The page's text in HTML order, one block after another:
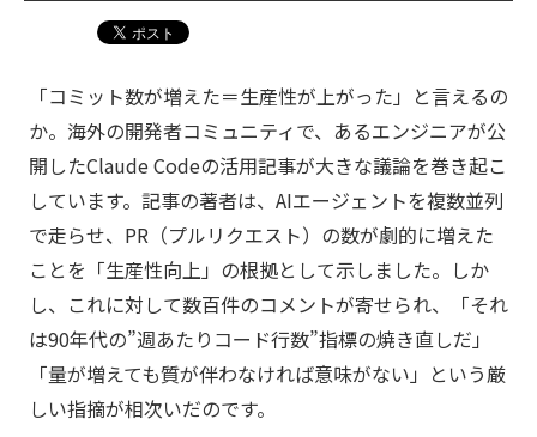
稿
「コミット数が増えた＝生産性が上がった」と言えるの
か。海外の開発者コミュニティで、あるエンジニアが公
開したClaude Codeの活用記事が大きな議論を巻き起こ
しています。記事の著者は、AIエージェントを複数並列
で走らせ、PR（プルリクエスト）の数が劇的に増えた
ことを「生産性向上」の根拠として示しました。しか
し、これに対して数百件のコメントが寄せられ、「それ
は90年代の”週あたりコード行数”指標の焼き直しだ」
「量が増えても質が伴わなければ意味がない」という厳
しい指摘が相次いだのです。